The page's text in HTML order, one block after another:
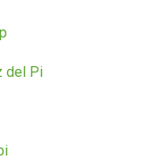
del Pi